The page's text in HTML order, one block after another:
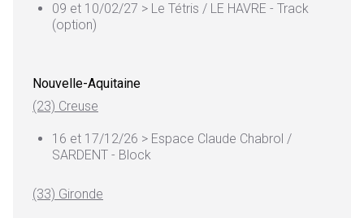
09 et 10/02/27 > Le Tétris / LE HAVRE - Track
(option)
Nouvelle-Aquitaine
(23) Creuse
16 et 17/12/26 > Espace Claude Chabrol /
SARDENT - Block
(33) Gironde